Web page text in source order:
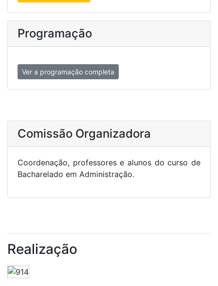
Programação
Ver a programação completa
Comissão Organizadora
Coordenação, professores e alunos do curso de
Bacharelado em Administração.
Realização